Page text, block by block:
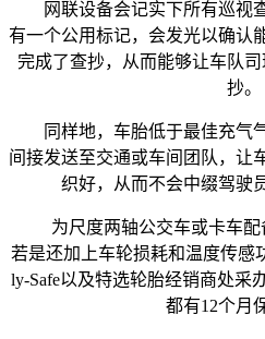
网联设备会记实下所有巡视
有一个公用标记，会发光以确认
完成了查抄，从而能够让车队
抄。
同样地，车胎低于最佳充气
间接发送至交通或车间团队，让
织好，从而不会中缀驾驶
为尺度两轴公交车或卡车配
若是还加上车轮损耗和温度传感
ly-Safe以及特选轮胎经销商处采
都有12个月